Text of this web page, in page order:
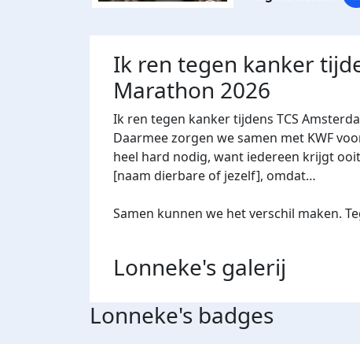
Ik ren tegen kanker
Marathon 2026
Ik ren tegen kanker tijdens TCS
Daarmee zorgen we samen met KWF
heel hard nodig, want iedereen krijgt
[naam dierbare of jezelf], omdat…
Samen kunnen we het verschil maken.
Lonneke's galerij
Lonneke's badges